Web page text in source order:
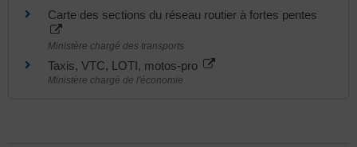
Carte des sections du réseau routier à fortes pentes
Ministère chargé des transports
Taxis, VTC, LOTI, motos-pro
Ministère chargé de l'économie